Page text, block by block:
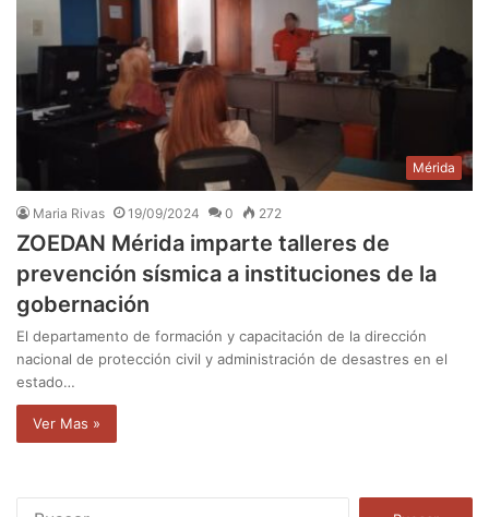
Mérida
Maria Rivas 19/09/2024 0 272
ZOEDAN Mérida imparte talleres de
prevención sísmica a instituciones de la
gobernación
El departamento de formación y capacitación de la dirección
nacional de protección civil y administración de desastres en el
estado…
Ver Mas »